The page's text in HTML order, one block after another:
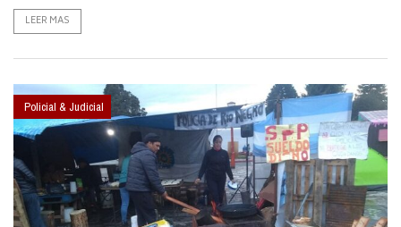
LEER MAS
Policial & Judicial